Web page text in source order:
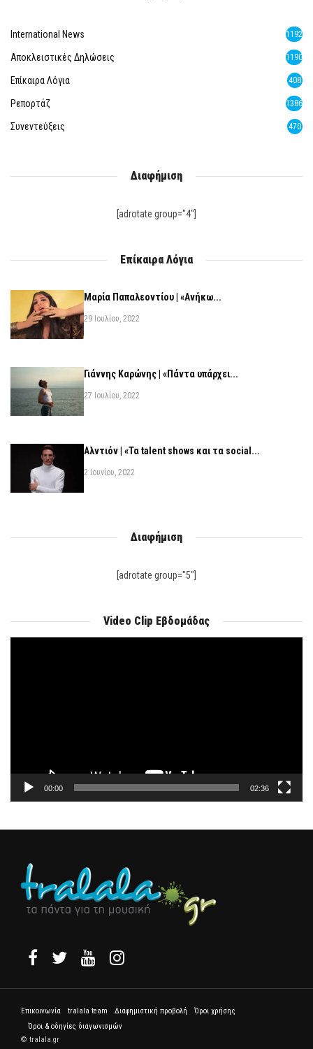
International News 1192
Αποκλειστικές Δηλώσεις 1190
Επίκαιρα Λόγια 408
Ρεπορτάζ 1386
Συνεντεύξεις 470
Διαφήμιση
[adrotate group="4"]
Επίκαιρα Λόγια
Μαρία Παπαλεοντίου | «Ανήκω...
29 Ιουλίου, 2022
Γιάννης Καρώνης | «Πάντα υπάρχει...
27 Ιουλίου, 2022
Αλντιόν | «Τα talent shows και τα social...
2 Ιουνίου, 2022
Διαφήμιση
[adrotate group="5"]
Video Clip Εβδομάδας
00:00 02:36
Επικοινωνία tralala team Διαφημιστική προβολή
Όροι χρήσης
Όροι & οδηγίες διαγωνισμών
© tralala.gr